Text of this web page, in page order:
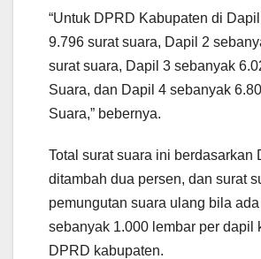
“Untuk DPRD Kabupaten di
9.796 surat suara, Dapil 2
surat suara, Dapil 3 sebanyak
Suara, dan Dapil 4 sebanyak
Suara,” bebernya.
Total surat suara ini berdasarkan
ditambah dua persen, dan surat
pemungutan suara ulang bila
sebanyak 1.000 lembar per dapil
DPRD kabupaten.